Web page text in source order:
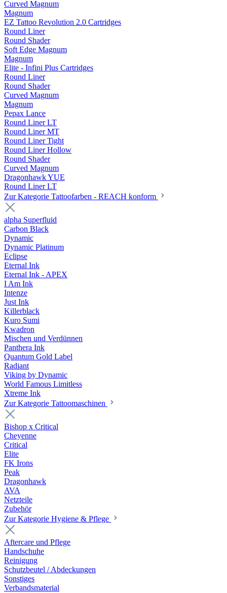
Curved Magnum
Magnum
EZ Tattoo Revolution 2.0 Cartridges
Round Liner
Round Shader
Soft Edge Magnum
Magnum
Elite - Infini Plus Cartridges
Round Liner
Round Shader
Curved Magnum
Magnum
Pepax Lance
Round Liner LT
Round Liner MT
Round Liner Tight
Round Liner Hollow
Round Shader
Curved Magnum
Dragonhawk YUE
Round Liner LT
Zur Kategorie Tattoofarben - REACH konform
alpha Superfluid
Carbon Black
Dynamic
Dynamic Platinum
Eclipse
Eternal Ink
Eternal Ink - APEX
I Am Ink
Intenze
Just Ink
Killerblack
Kuro Sumi
Kwadron
Mischen und Verdünnen
Panthera Ink
Quantum Gold Label
Radiant
Viking by Dynamic
World Famous Limitless
Xtreme Ink
Zur Kategorie Tattoomaschinen
Bishop x Critical
Cheyenne
Critical
Elite
FK Irons
Peak
Dragonhawk
AVA
Netzteile
Zubehör
Zur Kategorie Hygiene & Pflege
Aftercare und Pflege
Handschuhe
Reinigung
Schutzbeutel / Abdeckungen
Sonstiges
Verbandsmaterial